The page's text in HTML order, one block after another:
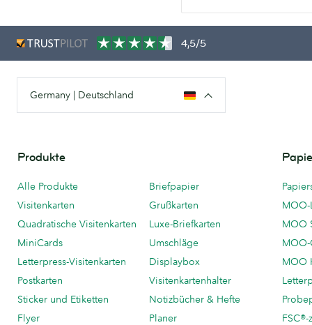
4,5/5
Germany | Deutschland
Produkte
Alle Produkte
Visitenkarten
Quadratische Visitenkarten
MiniCards
Letterpress-Visitenkarten
Postkarten
Sticker und Etiketten
Flyer
Briefpapier
Grußkarten
Luxe-Briefkarten
Umschläge
Displaybox
Visitenkartenhalter
Notizbücher & Hefte
Planer
MOO-
MOO
MOO